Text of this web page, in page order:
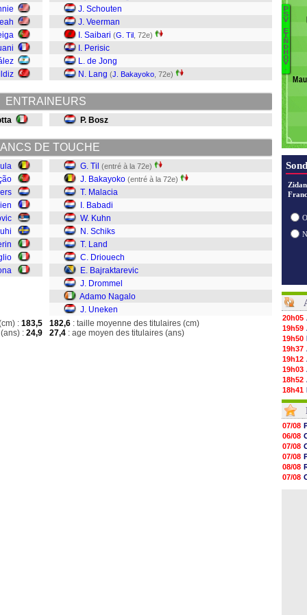
J. Schouten
J. Veerman
I. Saibari (G. Til , 72e)
I. Perisic
L. de Jong
N. Lang (J. Bakayoko , 72e)
ENTRAINEURS
P. Bosz
DE TOUCHE
G. Til (entré à la 72e)
J. Bakayoko (entré à la 72e)
T. Malacia
I. Babadi
W. Kuhn
N. Schiks
T. Land
C. Driouech
E. Bajraktarevic
J. Drommel
Adamo Nagalo
J. Uneken
: 183,5
: 24,9
182,6 : taille moyenne des titulaires (cm)
27,4 : age moyen des titulaires (ans)
Til
P
S
V
E
I
N
D
H
O
V
.
20h05
19h59
19h50
19h37
19h12
19h03
18h52
18h41
18h23
18h01
17h37
17h25
17h08
16h55
16h31
16h11
16h06
07/08
06/08
07/08
07/08
08/08
07/08